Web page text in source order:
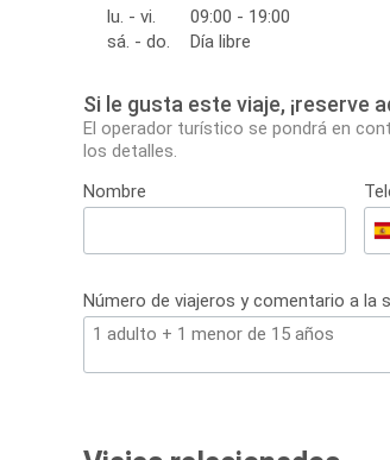
lu. - vi.
09:00 - 19:00
sá. - do.
Día libre
Si le gusta este viaje, ¡reserve
El operador turístico se pondrá en
los detalles.
Nombre
Número de viajeros y comentario a la